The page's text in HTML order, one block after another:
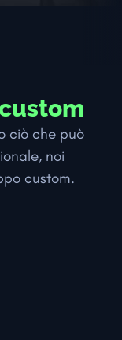
ciò che può
noi
custom.